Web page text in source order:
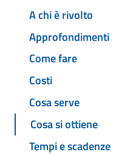
A chi è rivolto
Approfondimenti
Come fare
Costi
Cosa serve
Cosa si ottiene
Tempi e scadenze